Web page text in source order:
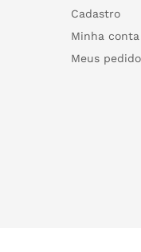
Cadastro
Minha conta
Meus